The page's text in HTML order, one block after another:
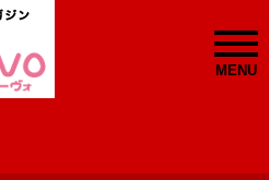
MENU